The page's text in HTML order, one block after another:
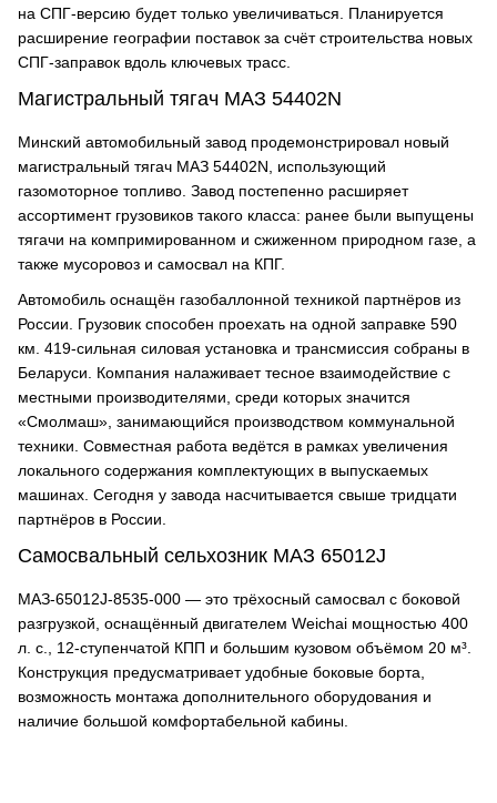
на СПГ-версию будет только увеличиваться. Планируется
расширение географии поставок за счёт строительства новых
СПГ-заправок вдоль ключевых трасс.
Магистральный тягач МАЗ 54402N
Минский автомобильный завод продемонстрировал новый
магистральный тягач МАЗ 54402N, использующий
газомоторное топливо. Завод постепенно расширяет
ассортимент грузовиков такого класса: ранее были выпущены
тягачи на компримированном и сжиженном природном газе, а
также мусоровоз и самосвал на КПГ.
Автомобиль оснащён газобаллонной техникой партнёров из
России. Грузовик способен проехать на одной заправке 590
км. 419-сильная силовая установка и трансмиссия собраны в
Беларуси. Компания налаживает тесное взаимодействие с
местными производителями, среди которых значится
«Смолмаш», занимающийся производством коммунальной
техники. Совместная работа ведётся в рамках увеличения
локального содержания комплектующих в выпускаемых
машинах. Сегодня у завода насчитывается свыше тридцати
партнёров в России.
Самосвальный сельхозник МАЗ 65012J
МАЗ-65012J-8535-000 — это трёхосный самосвал с боковой
разгрузкой, оснащённый двигателем Weichai мощностью 400
л. с., 12-ступенчатой КПП и большим кузовом объёмом 20 м³.
Конструкция предусматривает удобные боковые борта,
возможность монтажа дополнительного оборудования и
наличие большой комфортабельной кабины.